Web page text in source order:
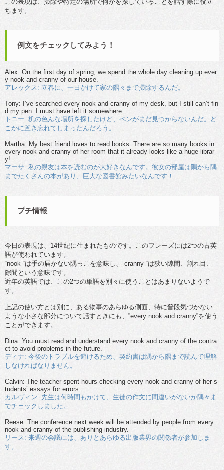
この表現は、掃除や特定の場所で何かを探していることを話す際に役立
ちます。
例文をチェックしてみよう！
Alex: On the first day of spring, we spend the whole day cleaning up ever
y nook and cranny of our house.
アレックス: 立春に、一日かけて家の隅々まで掃除するんだ。
Tony: I’ve searched every nook and cranny of my desk, but I still can’t fin
d my pen. I must have left it somewhere.
トニー: 机の色んな場所を探したけど、ペンがまだ見つからないんだ。ど
こかに置き忘れてしまったんだろう。
Martha: My best friend loves to read books. There are so many books in
every nook and cranny of her room that it already looks like a huge librar
y!
マーサ: 私の親友は本を読むのが大好きなんです。彼女の部屋は隅から隅
までたくさんの本があり、巨大な図書館みたいなんです！
プチ情報
今日の表現は、14世紀に生まれたものです。このフレーズには2つの古英
語が使われています。
“nook “は手の届かない隅っこを意味し、”cranny “は狭い隙間、割れ目、
隙間という意味です。
近年の英語では、この2つの単語を別々に使うことはあまりないようで
す。
上記の使い方とは別に、ある物事のあらゆる側面、特に普段気づかない
ような小さな部分について話すときにも、”every nook and cranny”を使う
ことができます。
Dina: You must read and understand every nook and cranny of the contra
ct to avoid problems in the future.
ディナ: 今後のトラブルを避けるため、契約書は隅から隅まで読んで理解
しなければなりません。
Calvin: The teacher spent hours checking every nook and cranny of her s
tudents’ essays for errors.
カルヴィン: 先生は何時間もかけて、生徒の作文に間違いがないか隅々ま
でチェックしました。
Reese: The conference next week will be attended by people from every
nook and cranny of the publishing industry.
リース: 来週の会議には、ありとあらゆる出版業界の関係者が参加しま
す。